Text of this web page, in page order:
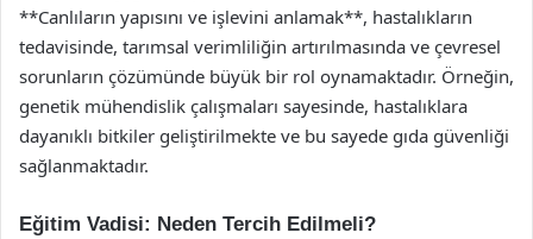
**Canlıların yapısını ve işlevini anlamak**, hastalıkların
tedavisinde, tarımsal verimliliğin artırılmasında ve çevresel
sorunların çözümünde büyük bir rol oynamaktadır. Örneğin,
genetik mühendislik çalışmaları sayesinde, hastalıklara
dayanıklı bitkiler geliştirilmekte ve bu sayede gıda güvenliği
sağlanmaktadır.
Eğitim Vadisi: Neden Tercih Edilmeli?